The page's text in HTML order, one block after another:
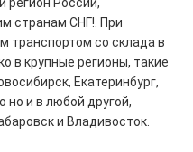
странам СНГ!. При
транспортом со склада в
в крупные регионы, такие
Екатеринбург,
но и в любой другой,
и Владивосток.